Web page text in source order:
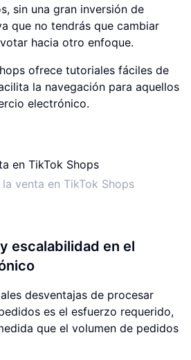
sin una gran inversión de
que no tendrás que cambiar
hacia otro enfoque.
ofrece tutoriales fáciles de
la navegación para aquellos
electrónico.
venta en TikTok Shops
escalabilidad en el
desventajas de procesar
es el esfuerzo requerido,
que el volumen de pedidos